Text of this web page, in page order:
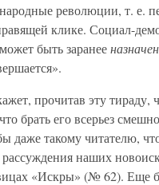
революции, т. е.
клике. Социал-
быть заранее
прочитав эту
брать его всерьез
даже такому читателю,
рассуждения наших
«Искры» (№ 62). Еще